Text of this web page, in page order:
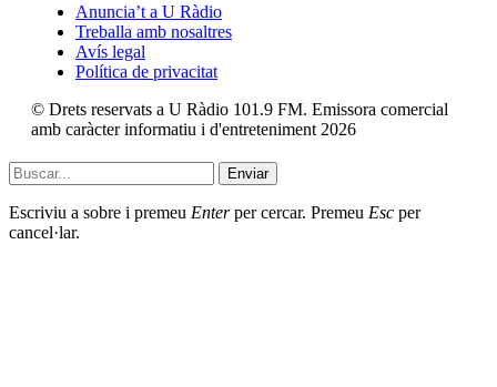
Anuncia’t a U Ràdio
Treballa amb nosaltres
Avís legal
Política de privacitat
© Drets reservats a U Ràdio 101.9 FM. Emissora comercial
amb caràcter informatiu i d'entreteniment 2026
Enviar
Escriviu a sobre i premeu Enterper cercar. Premeu Esc per
cancel·lar.